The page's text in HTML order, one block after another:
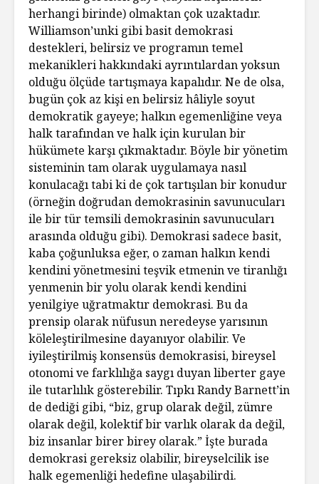
herhangi birinde) olmaktan çok uzaktadır.
Williamson’unki gibi basit demokrasi
destekleri, belirsiz ve programın temel
mekanikleri hakkındaki ayrıntılardan yoksun
olduğu ölçüde tartışmaya kapalıdır. Ne de olsa,
bugün çok az kişi en belirsiz hâliyle soyut
demokratik gayeye; halkın egemenliğine veya
halk tarafından ve halk için kurulan bir
hükümete karşı çıkmaktadır. Böyle bir yönetim
sisteminin tam olarak uygulamaya nasıl
konulacağı tabi ki de çok tartışılan bir konudur
(örneğin doğrudan demokrasinin savunucuları
ile bir tür temsili demokrasinin savunucuları
arasında olduğu gibi). Demokrasi sadece basit,
kaba çoğunluksa eğer, o zaman halkın kendi
kendini yönetmesini teşvik etmenin ve tiranlığı
yenmenin bir yolu olarak kendi kendini
yenilgiye uğratmaktır demokrasi. Bu da
prensip olarak nüfusun neredeyse yarısının
köleleştirilmesine dayanıyor olabilir. Ve
iyileştirilmiş konsensüs demokrasisi, bireysel
otonomi ve farklılığa saygı duyan liberter gaye
ile tutarlılık gösterebilir. Tıpkı Randy Barnett’in
de dediği gibi, “biz, grup olarak değil, zümre
olarak değil, kolektif bir varlık olarak da değil,
biz insanlar birer birey olarak.” İşte burada
demokrasi gereksiz olabilir, bireyselcilik ise
halk egemenliği hedefine ulaşabilirdi.